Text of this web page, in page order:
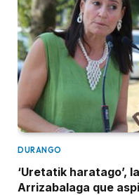
DURANGO
‘Uretatik haratago’,
Arrizabalaga que